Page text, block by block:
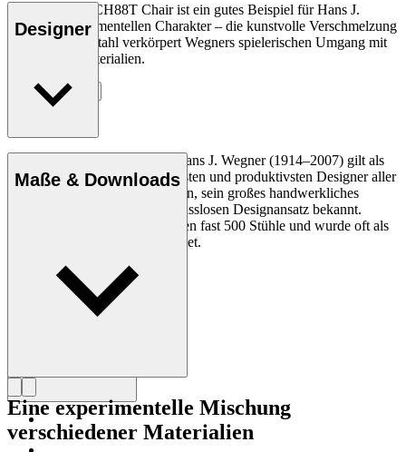
Der vielseitige CH88T Chair ist ein gutes Beispiel für Hans J.
Wegners experimentellen Charakter – die kunstvolle Verschmelzung
von Holz und Stahl verkörpert Wegners spielerischen Umgang mit
Design und Materialien.
Entdecke mehr
Designer
Der dänische Möbeldesigner Hans J. Wegner (1914–2007) gilt als
einer der kreativsten, innovativsten und produktivsten Designer aller
Zeiten und ist für seine Präzision, sein großes handwerkliches
Geschick und seinen kompromisslosen Designansatz bekannt.
Wegner entwarf in seinem Leben fast 500 Stühle und wurde oft als
der Meister des Stuhls bezeichnet.
Profil Hans J. Wegner
Maße & Downloads
Eine experimentelle Mischung
verschiedener Materialien